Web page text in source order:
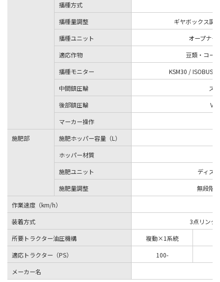
播種方式
播種量調整
ギヤボックス調
播種ユニット
オープナー
適応作物
豆類・コー
播種モニター
KSM30 / ISOBUS
中間鎮圧輪
ス
後部鎮圧輪
V
マーカー操作
施肥部
施肥ホッパー容量（L）
ホッパー材質
施肥ユニット
ディス
施肥量調整
無段階
作業速度（km/h）
装着方式
3点リンク
所要トラクター油圧機構
複動×1系統
適応トラクター（PS）
100-
メーカー名